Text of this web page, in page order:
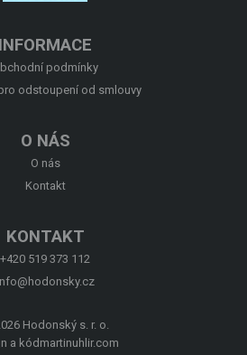
INFORMACE
podmínky
odstoupení od smlouvy
O NÁS
O nás
Kontakt
KONTAKT
+420 519 373 112
Hodonský s. r. o.
a kód martinuhlir.com